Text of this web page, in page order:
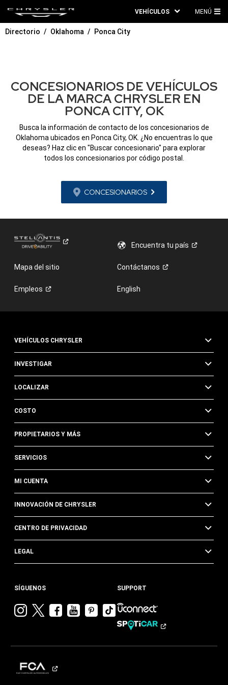
VEHÍCULOS MENÚ
Directorio Oklahoma Ponca City
CONCESIONARIOS DE VEHÍCULOS
DE LA MARCA CHRYSLER EN
PONCA CITY, OK
Busca la información de contacto de los concesionarios de
Oklahoma ubicados en Ponca City, OK. ¿No encuentras lo que
deseas? Haz clic en "Buscar concesionario" para explorar
todos los concesionarios por código postal.
CONCESIONARIOS
Encuentra tupaís
Mapa del sitio Contáctanos
Empleos English
VEHÍCULOS CHRYSLER
INVESTIGAR
LOCALIZAR
COSTO
PROPIETARIOS Y MÁS
SERVICIOS
MI CUENTA
INNOVACIÓN DE CHRYSLER
CENTRO DE PRIVACIDAD
LEGAL
SÍGUENOS
VisitarVisitarVisitar
Chrysler en
Visitar
Chrysler en
Visitar
Chrysler en
Pinterest
Visita
Chrysler
Tik
SUPPORT